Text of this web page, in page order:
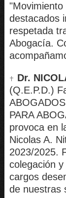
destacados
respetada
Abogacía.
Dr.
(Q.E.P.D.)
PARA
provoca en
Nicolas A.
2023/2025.
colegación
cargos
de nuestras